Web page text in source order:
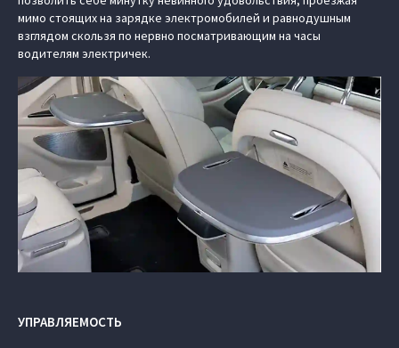
мимо стоящих на зарядке электромобилей и равнодушным
взглядом скользя по нервно посматривающим на часы
водителям электричек.
УПРАВЛЯЕМОСТЬ